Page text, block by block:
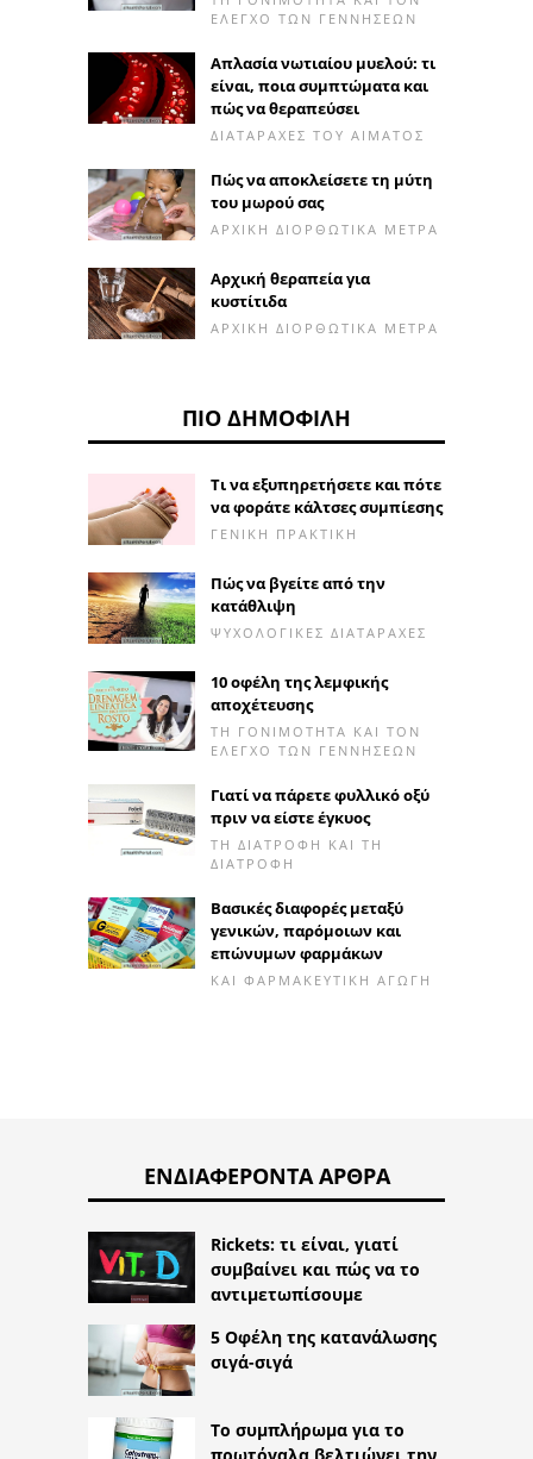
ΈΛΕΓΧΟ ΤΩΝ ΓΕΝΝΉΣΕΩΝ
Απλασία νωτιαίου μυελού: τι
είναι, ποια συμπτώματα και
πώς να θεραπεύσει
ΔΙΑΤΑΡΑΧΈΣ ΤΟΥ ΑΊΜΑΤΟΣ
Πώς να αποκλείσετε τη μύτη
του μωρού σας
ΑΡΧΙΚΉ ΔΙΟΡΘΩΤΙΚΆ ΜΈΤΡΑ
Αρχική θεραπεία για
κυστίτιδα
ΑΡΧΙΚΉ ΔΙΟΡΘΩΤΙΚΆ ΜΈΤΡΑ
ΠΙΟ ΔΗΜΟΦΙΛΉ
Τι να εξυπηρετήσετε και πότε
να φοράτε κάλτσες συμπίεσης
ΓΕΝΙΚΉ ΠΡΑΚΤΙΚΉ
Πώς να βγείτε από την
κατάθλιψη
ΨΥΧΟΛΟΓΙΚΈΣ ΔΙΑΤΑΡΑΧΈΣ
10 οφέλη της λεμφικής
αποχέτευσης
ΤΗ ΓΟΝΙΜΌΤΗΤΑ ΚΑΙ ΤΟΝ
ΈΛΕΓΧΟ ΤΩΝ ΓΕΝΝΉΣΕΩΝ
Γιατί να πάρετε φυλλικό οξύ
πριν να είστε έγκυος
ΤΗ ΔΙΑΤΡΟΦΉ ΚΑΙ ΤΗ
ΔΙΑΤΡΟΦΉ
Βασικές διαφορές μεταξύ
γενικών, παρόμοιων και
επώνυμων φαρμάκων
ΚΑΙ ΦΑΡΜΑΚΕΥΤΙΚΉ ΑΓΩΓΉ
ΕΝΔΙΑΦΈΡΟΝΤΑ ΆΡΘΡΑ
Rickets: τι είναι, γιατί
συμβαίνει και πώς να το
αντιμετωπίσουμε
5 Οφέλη της κατανάλωσης
σιγά-σιγά
Το συμπλήρωμα για το